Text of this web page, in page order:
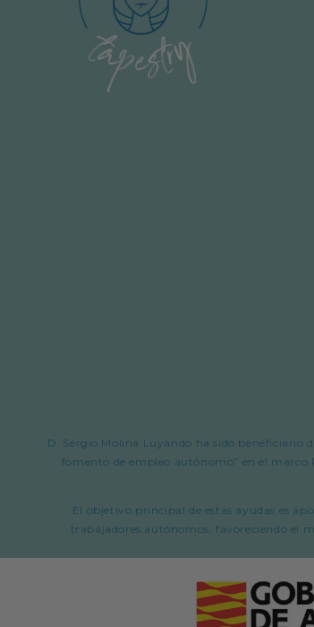
D. Sergio Molina Luyando ha sido beneficiario
fomento de empleo autónomo” en el marco
El objetivo principal de estas ayudas es
trabajadores autónomos, favoreciendo el